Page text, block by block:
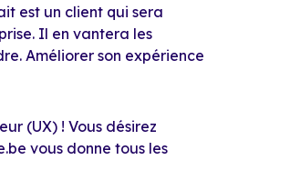
est un client qui sera
Il en vantera les
Améliorer son expérience
(UX) ! Vous désirez
vous donne tous les